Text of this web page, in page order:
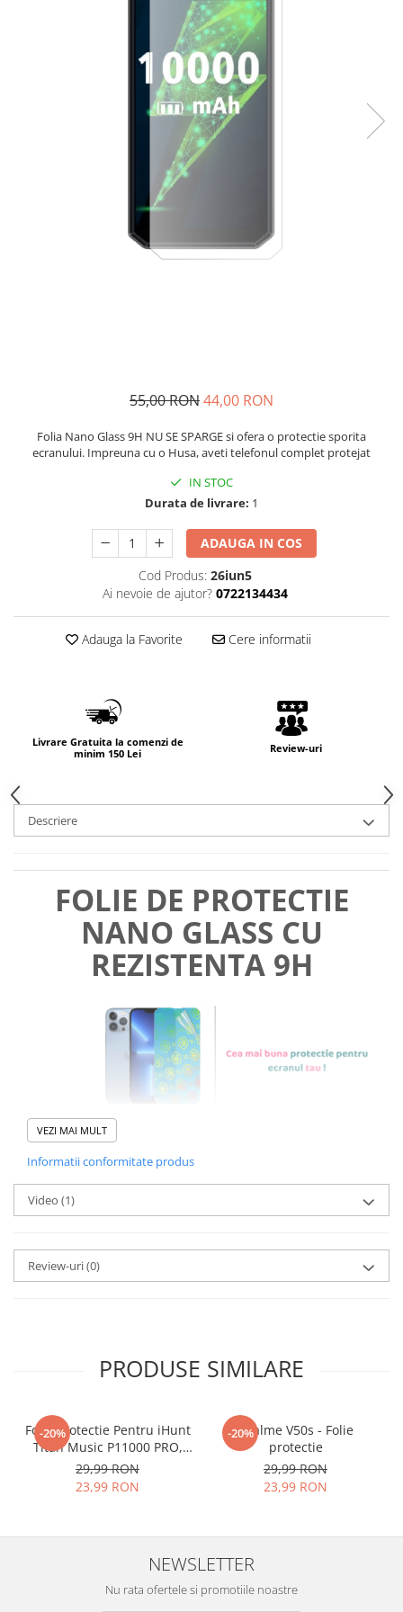
55,00 RON44,00 RON
Folia Nano Glass 9H NU SE SPARGE si ofera o protectie sporita
ecranului. Impreuna cu o Husa, aveti telefonul complet protejat
IN STOC
Durata de livrare: 1
ADAUGA IN COS
Cod Produs: 26iun5
Ai nevoie de ajutor? 0722134434
Adauga la Favorite Cere informatii
Livrare Gratuita la comenzi de
minim 150 Lei
Review-uri
Descriere
FOLIE DE PROTECTIE
NANO GLASS CU
REZISTENTA 9H
Foliile noastre sunt
tu.
Materialul folosit in
esteNano Glass flexibil.
AcestagaranteazacaNU SE
SPARGE in mii de cioburi
ascutite si periculoase.
zgarieturi si spargere, ci si
INTARESTE ecranul!
Folia avand rezistenta 9H la
VEZI MAI MULT
Informatii conformitate produs
Video (1)
Review-uri(0)
PRODUSE SIMILARE
-20%
Folie Protectie Pentru iHunt
Titan Music P11000 PRO,
VDOO
29,99 RON
23,99 RON
-20%
Realme V50s - Folie
protectie
29,99 RON
23,99 RON
NEWSLETTER
Nu rata ofertele si promotiile noastre